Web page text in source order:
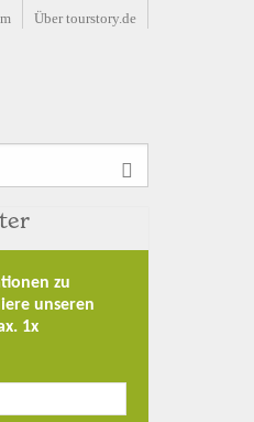
Über tourstory.de
zu
unseren
1x